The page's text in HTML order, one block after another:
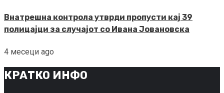
Внатрешна контрола утврди пропусти кај 39
полицајци за случајот со Ивана Јовановска
4 месеци ago
КРАТКО ИНФО